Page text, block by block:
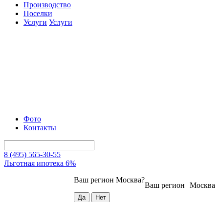
Производство
Поселки
Услуги Услуги
Фото
Контакты
8 (495) 565-30-55
Льготная ипотека 6%
Москва
Ваш регион
Ваш регион Москва?